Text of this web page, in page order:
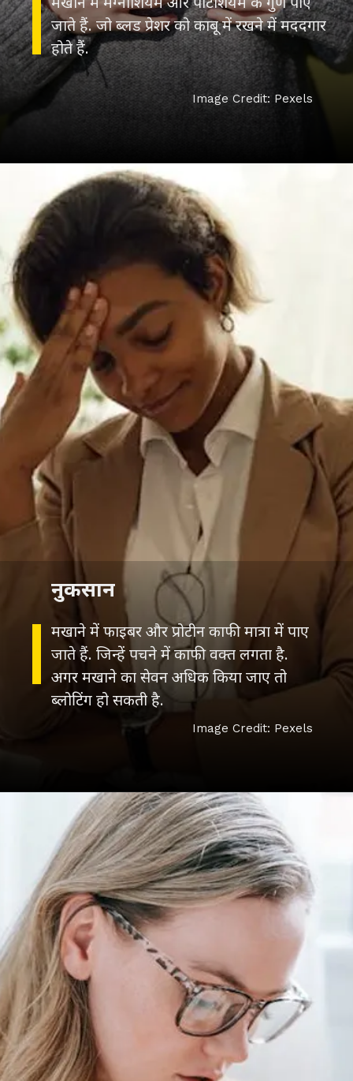
जाते हैं. जो ब्लड प्रेशर को काबू में रखने में मददगार
होते हैं.
Image Credit: Pexels
मखाने में फाइबर और प्रोटीन काफी मात्रा में पाए
जाते हैं. जिन्हें पचने में काफी वक्त लगता है.
अगर मखाने का सेवन अधिक किया जाए तो
ब्लोटिंग हो सकती है.
नुकसान
Image Credit: Pexels